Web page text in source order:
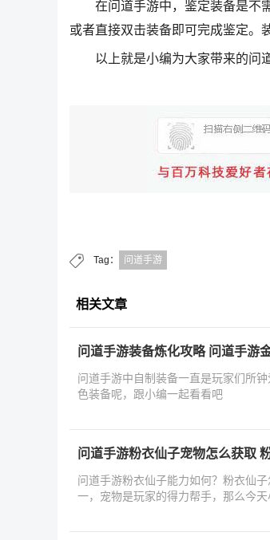
在问道手游中，鉴定装备是不需
或者直接双击装备即可完成鉴定。
以上就是小编为大家带来的问道
Tag： 问道手游
相关文章
问道手游装备炼化攻略 问道手游
问道手游中自制装备一直是玩家们所
色装备呢，跟小编一起看看吧
问道手游粉衣仙子宠物怎么获取
问道手游粉衣仙子能力如何？粉衣仙
一，宠物是玩家的得力帮手，那么今